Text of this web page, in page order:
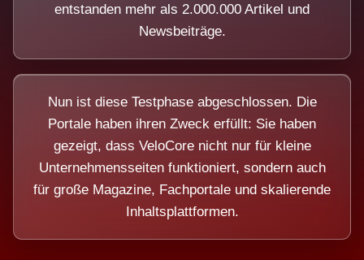
entstanden mehr als 2.000.000 Artikel und
Newsbeiträge.
Nun ist diese Testphase abgeschlossen. Die
Portale haben ihren Zweck erfüllt: Sie haben
gezeigt, dass VeloCore nicht nur für kleine
Unternehmensseiten funktioniert, sondern auch
für große Magazine, Fachportale und skalierende
Inhaltsplattformen.